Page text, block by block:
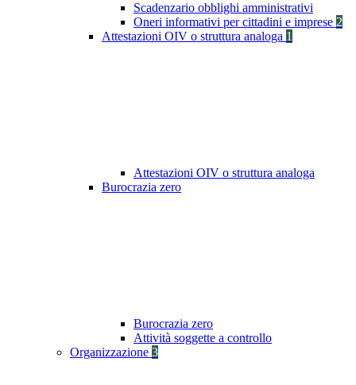
Scadenzario obblighi amministrativi
Oneri informativi per cittadini e imprese 2
Attestazioni OIV o struttura analoga 1
Attestazioni OIV o struttura analoga
Burocrazia zero
Burocrazia zero
Attività soggette a controllo
Organizzazione 3